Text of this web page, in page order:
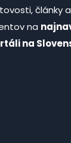
články
na
na